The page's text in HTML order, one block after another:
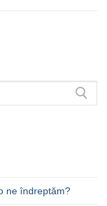
ne îndreptăm?